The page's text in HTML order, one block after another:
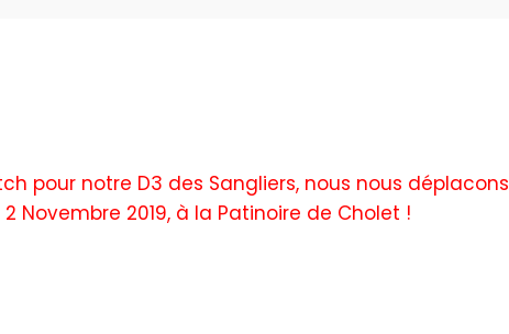
pour notre D3 des Sangliers, nous nous déplacons
Novembre 2019, à la Patinoire de Cholet !